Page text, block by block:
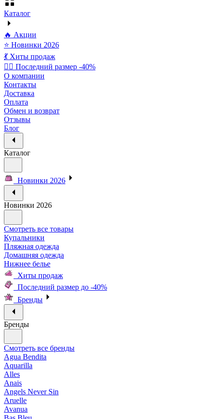
Каталог
🔥 Акции
⭐ Новинки 2026
💃 Хиты продаж
🏃‍♀️ Последний размер -40%
О компании
Контакты
Доставка
Оплата
Обмен и возврат
Отзывы
Блог
Каталог
Новинки 2026
Новинки 2026
Смотреть все товары
Купальники
Пляжная одежда
Домашняя одежда
Нижнее белье
Хиты продаж
Последний размер до -40%
Бренды
Бренды
Смотреть все бренды
Agua Bendita
Aquarilla
Alles
Anais
Angels Never Sin
Aruelle
Avanua